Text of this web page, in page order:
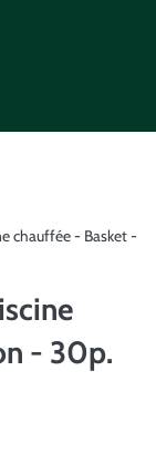
chauffée - Basket -
- 30p.